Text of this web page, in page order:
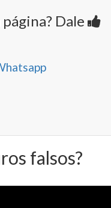
Dale
falsos?